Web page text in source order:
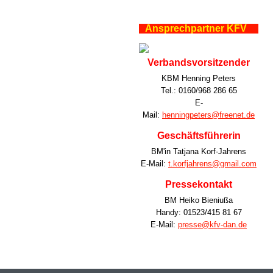
Ansprechpartner KFV
Verbandsvorsitzender
KBM Henning Peters
Tel.: 0160/968 286 65
E-
Mail: henningpeters@freenet.de
Geschäftsführerin
BM'in Tatjana Korf-Jahrens
E-Mail: t.korfjahrens@gmail.com
Pressekontakt
BM Heiko Bieniußa
Handy: 01523/415 81 67
E-Mail: presse@kfv-dan.de